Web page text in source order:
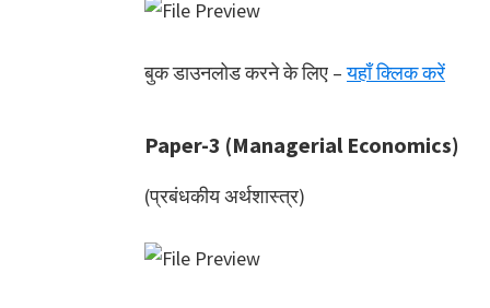
बुक डाउनलोड करने के लिए –यहाँ क्लिक करें
Paper-3 (Managerial Economics)
(प्रबंधकीय अर्थशास्त्र)